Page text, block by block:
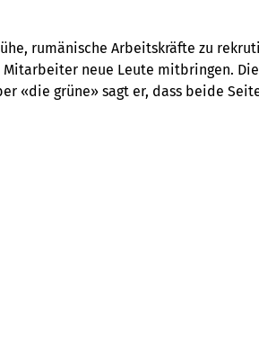
rumänische Arbeitskräfte zu
neue Leute mitbringen.
«die grüne» sagt er, dass beide